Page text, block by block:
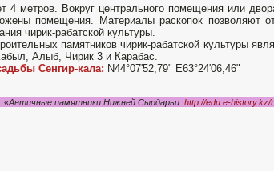
4 метров. Вокруг центрального помещения или
помещения. Материалы раскопок позволяют
чирик-рабатской культуры.
памятников чирик-рабатской культуры
Алыб, Чирик 3 и Карабас.
Сенгир-кала: N44°07'52,79" E63°24'06,46"
памятники Нижней Сырдарьи. http://edu.e-history.kz/